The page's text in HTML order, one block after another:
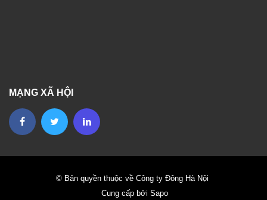
MẠNG XÃ HỘI
© Bản quyền thuộc về Công ty Đông Hà Nội
Cung cấp bởi Sapo